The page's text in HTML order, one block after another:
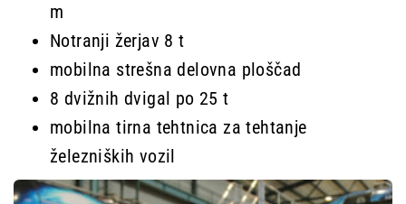
m
Notranji žerjav 8 t
mobilna strešna delovna ploščad
8 dvižnih dvigal po 25 t
mobilna tirna tehtnica za tehtanje
železniških vozil